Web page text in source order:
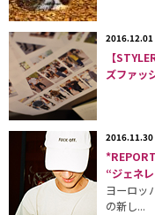
2016.12.01
【
ズファッ
2016.11.30
“ジェネ
ヨーロッ
の新し...